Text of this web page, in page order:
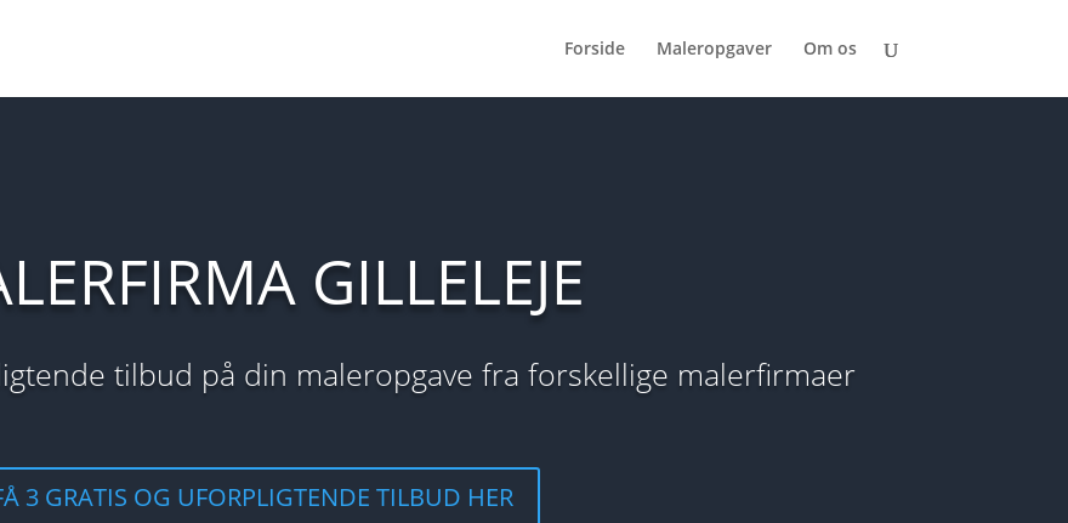
Forside Maleropgaver Om os
GILLELEJE
tilbud på din maleropgave fra forskellige malerfirmaer
3 GRATIS OG UFORPLIGTENDE TILBUD HER